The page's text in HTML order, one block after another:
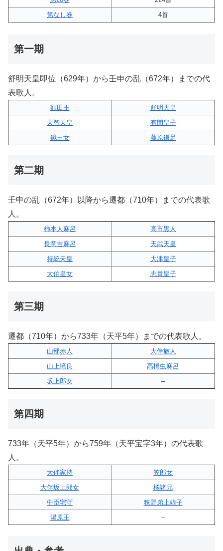
第なし巻
4首
第一期
舒明天皇即位（629年）から壬申の乱（672年）までの代
表歌人。
額田王
舒明天皇
天智天皇
有間皇子
鏡王女
藤原鎌足
第二期
壬申の乱（672年）以降から遷都（710年）までの代表歌
人。
柿本人麻呂
高市黒人
長意吉麻呂
天武天皇
持統天皇
大津皇子
大伯皇女
志貴皇子
第三期
遷都（710年）から733年（天平5年）までの代表歌人。
山部赤人
大伴旅人
山上憶良
高橋虫麻呂
坂上郎女
–
第四期
733年（天平5年）から759年（天平宝字3年）の代表歌
人。
大伴家持
笠郎女
大伴坂上郎女
橘諸兄
中臣宅守
狭野弟上娘子
湯原王
–